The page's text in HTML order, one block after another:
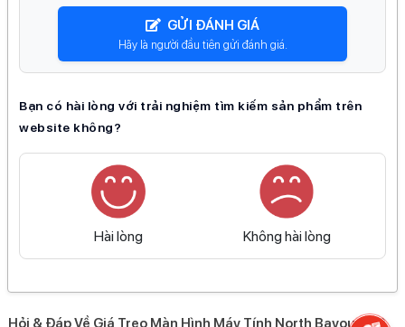
Khung kim loại chắc chắn, chịu lực tốt.
Bề mặt sơn tĩnh điện giúp hạn chế oxy hóa.
Thiết kế tối giản, phù hợp với nhiều phong cách làm
Màu sắc hiện đại, dễ kết hợp với các thiết bị văn
Điều chỉnh linh hoạt để làm việc
GỬI ĐÁNH GIÁ
Hãy là người đầu tiên gửi đánh giá.
Bạn có hài lòng với trải nghiệm tìm kiếm sản phẩm trên
website không?
Hài lòng Không hài lòng
Hỏi & Đáp Về Giá Treo Màn Hình Máy Tính North Bayou G40